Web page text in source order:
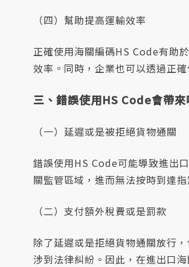
（四）幫助提高運輸效率
正確使用海關編碼HS Code有助
效率。同時，企業也可以透過正
三、錯誤使用HS Code會帶來
（一）延遲或是被拒絕貨物通關
錯誤使用HS Code可能導致進出
關監管區域，進而無法按時到達
（二）支付額外稅費或是罰款
除了延遲或是拒絕貨物通關放行
涉到法律糾紛。因此，在進出口